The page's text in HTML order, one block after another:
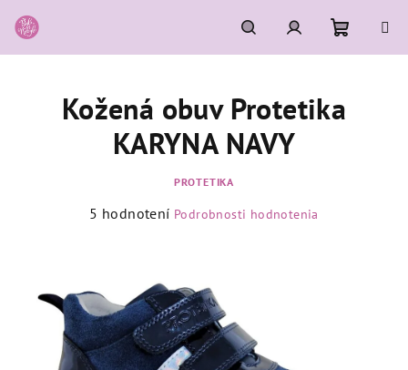
na
obsah
HľadaťPrihlásenie
košík
Kožená obuv Protetika
KARYNA NAVY
PROTETIKA
Priemerné
z
5
hviezdičiek.
5 hodnotení Podrobnosti hodnotenia